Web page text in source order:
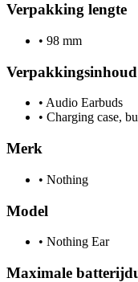
Verpakking lengte
• 98 mm
Verpakkingsinhoud
• Audio Earbuds
• Charging case,
Merk
• Nothing
Model
• Nothing Ear
Maximale